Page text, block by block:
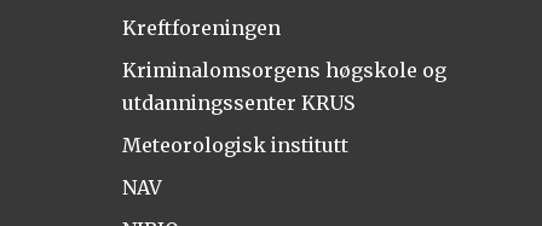
Kreftforeningen
Kriminalomsorgens høgskole og
utdanningssenter KRUS
Meteorologisk institutt
NAV